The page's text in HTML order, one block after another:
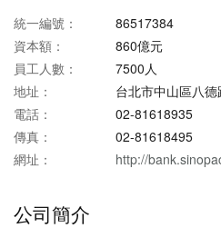
統一編號：
86517384
資本額：
860億元
員工人數：
7500人
地址：
台北市中山區八
電話：
02-81618935
傳真：
02-81618495
網址：
http://
公司簡介